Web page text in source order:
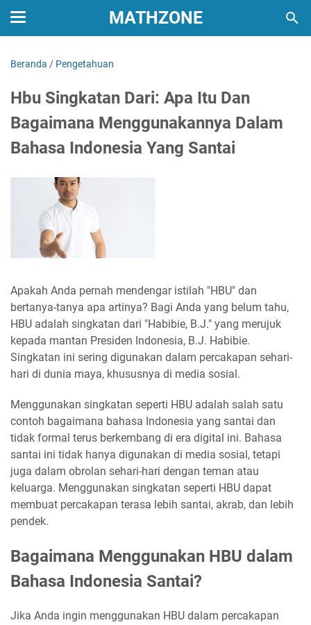
MATHZONE
Beranda / Pengetahuan
Hbu Singkatan Dari: Apa Itu Dan
Bagaimana Menggunakannya Dalam
Bahasa Indonesia Yang Santai
Apakah Anda pernah mendengar istilah "HBU" dan
bertanya-tanya apa artinya? Bagi Anda yang belum tahu,
HBU adalah singkatan dari "Habibie, B.J." yang merujuk
kepada mantan Presiden Indonesia, B.J. Habibie.
Singkatan ini sering digunakan dalam percakapan sehari-
hari di dunia maya, khususnya di media sosial.
Menggunakan singkatan seperti HBU adalah salah satu
contoh bagaimana bahasa Indonesia yang santai dan
tidak formal terus berkembang di era digital ini. Bahasa
santai ini tidak hanya digunakan di media sosial, tetapi
juga dalam obrolan sehari-hari dengan teman atau
keluarga. Menggunakan singkatan seperti HBU dapat
membuat percakapan terasa lebih santai, akrab, dan lebih
pendek.
Bagaimana Menggunakan HBU dalam
Bahasa Indonesia Santai?
Jika Anda ingin menggunakan HBU dalam percakapan